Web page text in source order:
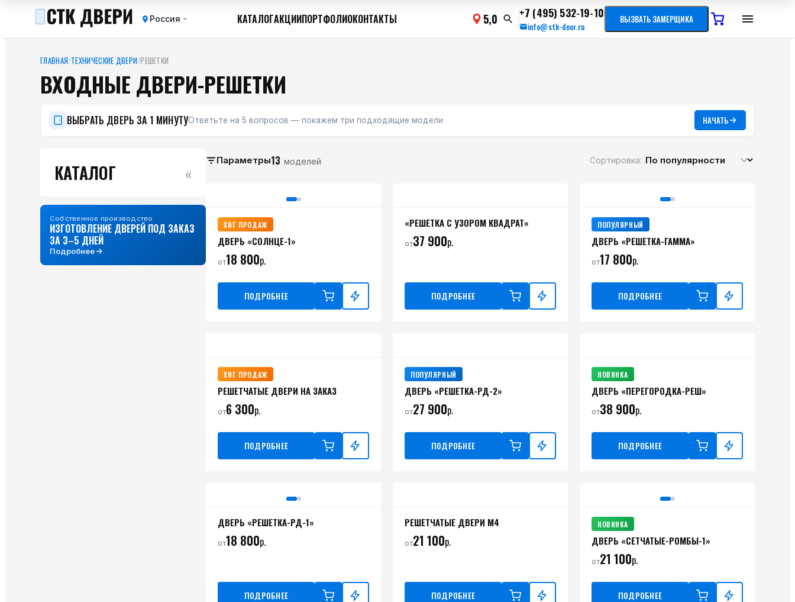
Россия КАТАЛОГАКЦИИПОРТФОЛИОКОНТАКТЫ 5,0 +7 (495) 532-19-10
info@stk-door.ru
ВЫЗВАТЬ ЗАМЕРЩИКА
ГЛАВНАЯ/ТЕХНИЧЕСКИЕ ДВЕРИ/РЕШЕТКИ
ВХОДНЫЕ ДВЕРИ-РЕШЕТКИ
ВЫБРАТЬ ДВЕРЬ ЗА 1 МИНУТУОтветьте на 5 вопросов — покажем три подходящие модели НАЧАТЬ
КАТАЛОГ «
Собственное производство
ИЗГОТОВЛЕНИЕ ДВЕРЕЙ ПОД ЗАКАЗ
ЗА 3–5 ДНЕЙ
Подробнее
Параметры13 моделей Сортировка:
ХИТ ПРОДАЖ
ДВЕРЬ «СОЛНЦЕ-1»
от18 800р.
ПОДРОБНЕЕ
«РЕШЕТКА С УЗОРОМ КВАДРАТ»
от37 900р.
ПОДРОБНЕЕ
ПОПУЛЯРНЫЙ
ДВЕРЬ «РЕШЕТКА-ГАММА»
от17 800р.
ПОДРОБНЕЕ
ХИТ ПРОДАЖ
РЕШЕТЧАТЫЕ ДВЕРИ НА ЗАКАЗ
от6 300р.
ПОДРОБНЕЕ
ПОПУЛЯРНЫЙ
ДВЕРЬ «РЕШЕТКА-РД-2»
от27 900р.
ПОДРОБНЕЕ
НОВИНКА
ДВЕРЬ «ПЕРЕГОРОДКА-РЕШ»
от38 900р.
ПОДРОБНЕЕ
ДВЕРЬ «РЕШЕТКА-РД-1»
от18 800р.
ПОДРОБНЕЕ
РЕШЕТЧАТЫЕ ДВЕРИ М4
от21 100р.
ПОДРОБНЕЕ
НОВИНКА
ДВЕРЬ «СЕТЧАТЫЕ-РОМБЫ-1»
от21 100р.
ПОДРОБНЕЕ